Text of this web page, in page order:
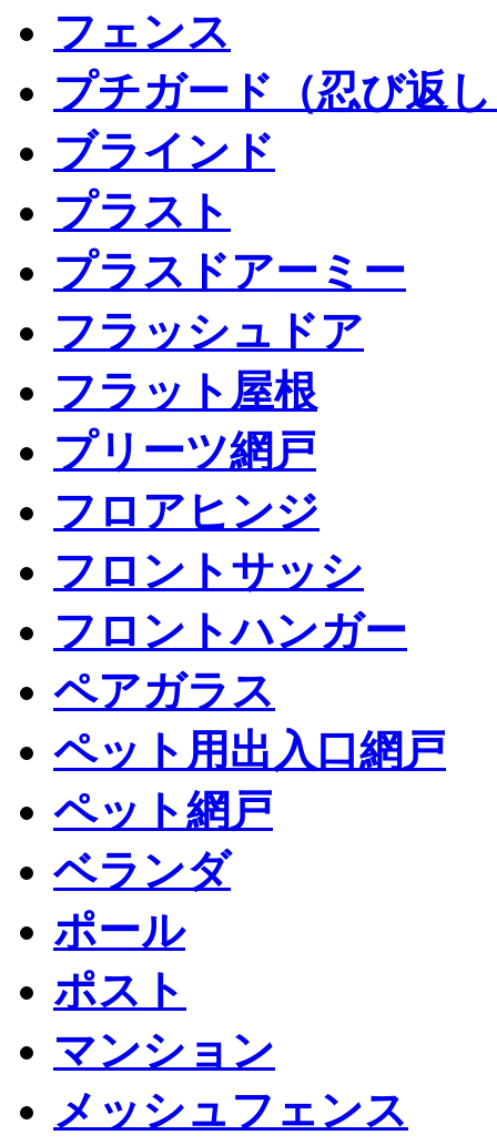
フェンス
プチガード（忍び返
ブラインド
プラスト
プラスドアーミー
フラッシュドア
フラット屋根
プリーツ網戸
フロアヒンジ
フロントサッシ
フロントハンガー
ペアガラス
ペット用出入口網戸
ペット網戸
ベランダ
ポール
ポスト
マンション
メッシュフェンス